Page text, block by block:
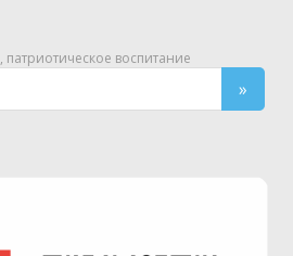
, патриотическое воспитание